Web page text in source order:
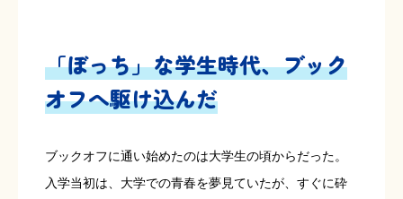
「ぼっち」な学生時代、ブック
オフへ駆け込んだ
ブックオフに通い始めたのは大学生の頃からだった。
入学当初は、大学での青春を夢見ていたが、すぐに砕